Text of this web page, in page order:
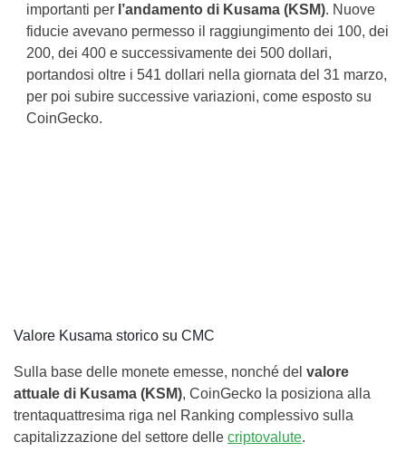
importanti per l’andamento di Kusama (KSM). Nuove
fiducie avevano permesso il raggiungimento dei 100, dei
200, dei 400 e successivamente dei 500 dollari,
portandosi oltre i 541 dollari nella giornata del 31 marzo,
per poi subire successive variazioni, come esposto su
CoinGecko.
Valore Kusama storico su CMC
Sulla base delle monete emesse, nonché del valore
attuale di Kusama (KSM), CoinGecko la posiziona alla
trentaquattresima riga nel Ranking complessivo sulla
capitalizzazione del settore delle criptovalute.